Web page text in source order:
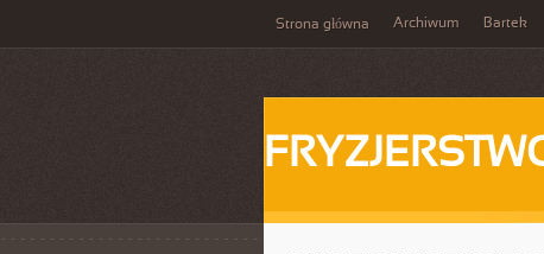
Strona główna Archiwum Bartek